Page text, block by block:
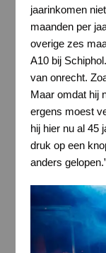
jaarinkomen
maanden per
overige zes
A10 bij
van onrecht.
Maar omdat hij
ergens moest
hij hier nu al 45
druk op een
anders